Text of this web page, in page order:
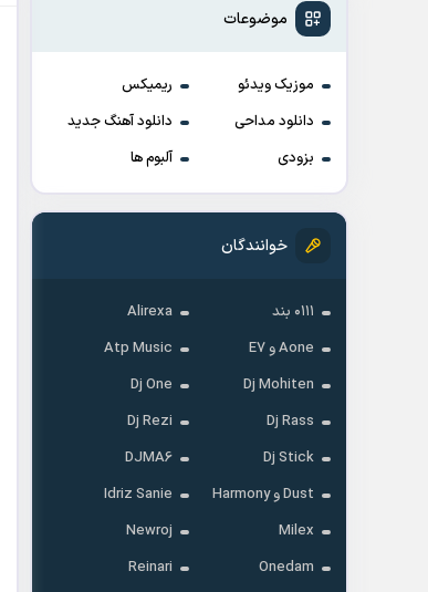
موضوعات
موزیک ویدئو
ریمیکس
دانلود مداحی
دانلود آهنگ جدید
بزودی
آلبوم ها
خوانندگان
۰۱۱۱ بند
Alirexa
Aone و E7
Atp Music
Dj Mohiten
Dj One
Dj Rass
Dj Rezi
Dj Stick
DJMA6
Dust و Harmony
Idriz Sanie
Milex
Newroj
Onedam
Reinari